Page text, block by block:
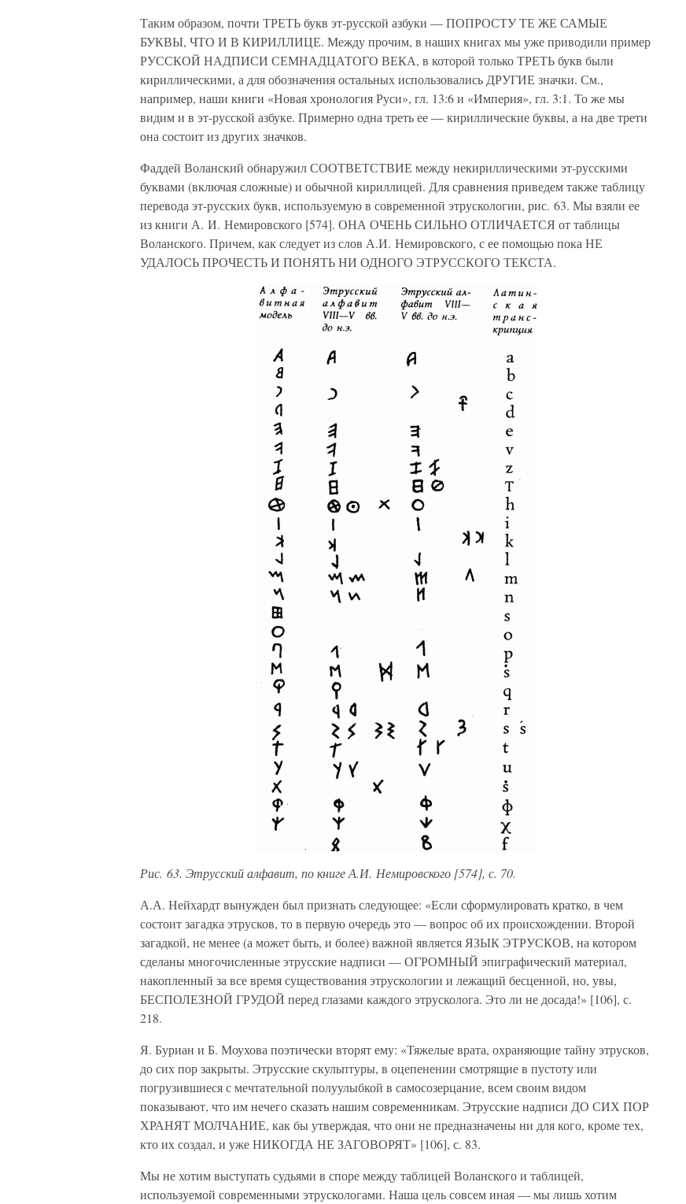
Таким образом, почти ТРЕТЬ букв эт-русской азбуки — ПОПРОСТУ ТЕ ЖЕ САМЫЕ
БУКВЫ, ЧТО И В КИРИЛЛИЦЕ. Между прочим, в наших книгах мы уже приводили пример
РУССКОЙ НАДПИСИ СЕМНАДЦАТОГО ВЕКА, в которой только ТРЕТЬ букв были
кириллическими, а для обозначения остальных использовались ДРУГИЕ значки. См.,
например, наши книги «Новая хронология Руси», гл. 13:6 и «Империя», гл. 3:1. То же мы
видим и в эт-русской азбуке. Примерно одна треть ее — кириллические буквы, а на две трети
она состоит из других значков.
Фаддей Воланский обнаружил СООТВЕТСТВИЕ между некириллическими эт-русскими
буквами (включая сложные) и обычной кириллицей. Для сравнения приведем также таблицу
перевода эт-русских букв, используемую в современной этрускологии, рис. 63. Мы взяли ее
из книги А. И. Немировского [574]. ОНА ОЧЕНЬ СИЛЬНО ОТЛИЧАЕТСЯ от таблицы
Воланского. Причем, как следует из слов А.И. Немировского, с ее помощью пока НЕ
УДАЛОСЬ ПРОЧЕСТЬ И ПОНЯТЬ НИ ОДНОГО ЭТРУССКОГО ТЕКСТА.
Рис. 63. Этрусский алфавит, по книге А.И. Немировского [574], с. 70.
А.А. Нейхардт вынужден был признать следующее: «Если сформулировать кратко, в чем
состоит загадка этрусков, то в первую очередь это — вопрос об их происхождении. Второй
загадкой, не менее (а может быть, и более) важной является ЯЗЫК ЭТРУСКОВ, на котором
сделаны многочисленные этрусские надписи — ОГРОМНЫЙ эпиграфический материал,
накопленный за все время существования этрускологии и лежащий бесценной, но, увы,
БЕСПОЛЕЗНОЙ ГРУДОЙ перед глазами каждого этрусколога. Это ли не досада!» [106], с.
218.
Я. Буриан и Б. Моухова поэтически вторят ему: «Тяжелые врата, охраняющие тайну этрусков,
до сих пор закрыты. Этрусские скульптуры, в оцепенении смотрящие в пустоту или
погрузившиеся с мечтательной полуулыбкой в самосозерцание, всем своим видом
показывают, что им нечего сказать нашим современникам. Этрусские надписи ДО СИХ ПОР
ХРАНЯТ МОЛЧАНИЕ, как бы утверждая, что они не предназначены ни для кого, кроме тех,
кто их создал, и уже НИКОГДА НЕ ЗАГОВОРЯТ» [106], с. 83.
Мы не хотим выступать судьями в споре между таблицей Воланского и таблицей,
используемой современными этрускологами. Наша цель совсем иная — мы лишь хотим